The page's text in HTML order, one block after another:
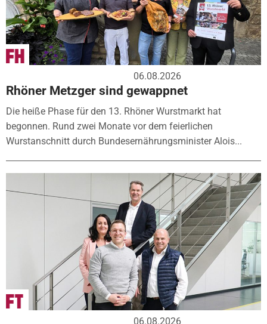
06.08.2026
Rhöner Metzger sind gewappnet
Die heiße Phase für den 13. Rhöner Wurstmarkt hat
begonnen. Rund zwei Monate vor dem feierlichen
Wurstanschnitt durch Bundesernährungsminister Alois...
06.08.2026